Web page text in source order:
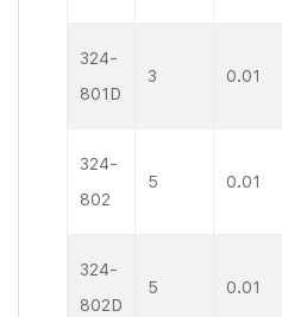
324-
801D
3 0.01
324-
802
5 0.01
324-
802D
5 0.01